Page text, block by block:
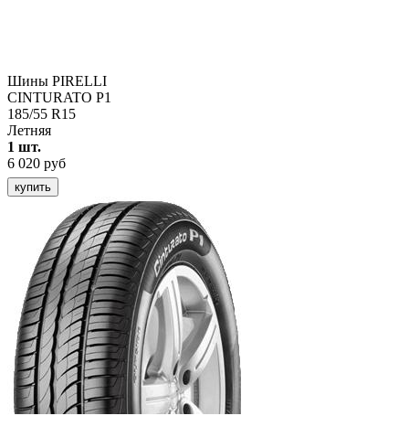
Шины PIRELLI
CINTURATO P1
185/55 R15
Летняя
1 шт.
6 020 руб
купить